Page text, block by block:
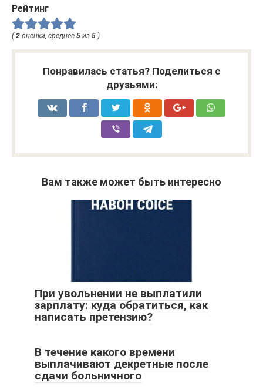
Рейтинг
( 2 оценки, среднее 5 из 5 )
Понравилась статья? Поделиться с
друзьями:
Вам также может быть интересно
При увольнении не выплатили
зарплату: куда обратиться, как
написать претензию?
В течение какого времени
выплачивают декретные после
сдачи больничного